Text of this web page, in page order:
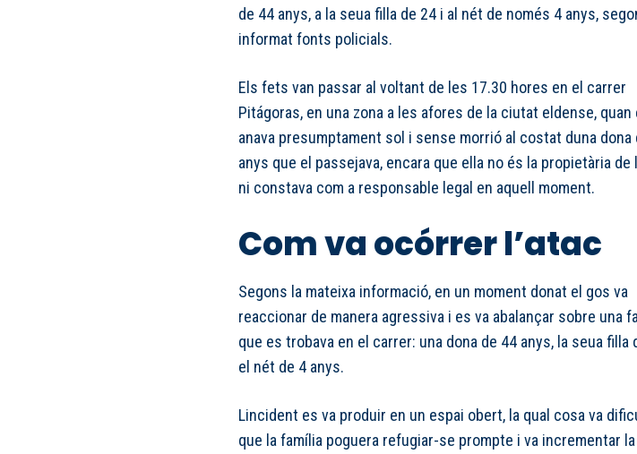
de 44 anys, a la seua filla de 24 i al nét de només 4 anys,
informat fonts policials.
Els fets van passar al voltant de les 17.30 hores en el carrer
Pitágoras, en una zona a les afores de la ciutat eldense, quan
anava presumptament sol i sense morrió al costat duna dona
anys que el passejava, encara que ella no és la propietària de
ni constava com a responsable legal en aquell moment.
Com va ocórrer l’atac
Segons la mateixa informació, en un moment donat el gos va
reaccionar de manera agressiva i es va abalançar sobre una
que es trobava en el carrer: una dona de 44 anys, la seua filla
el nét de 4 anys.
Lincident es va produir en un espai obert, la qual cosa va
que la família poguera refugiar-se prompte i va incrementar la